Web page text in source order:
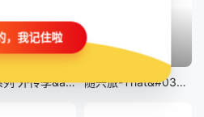
14集全
物语系列 外传季&amp;怪物季
12集全
随兴旅-That&#039;s Journey-
，我记住啦